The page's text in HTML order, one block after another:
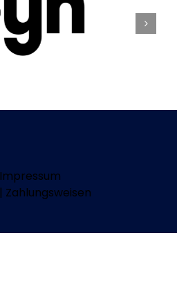
Impressum
| Zahlungsweisen